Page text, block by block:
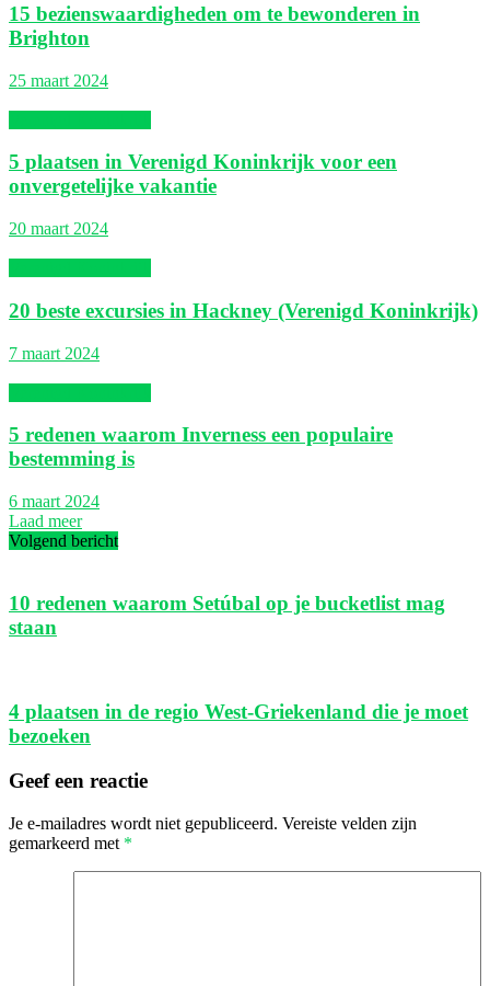
15 bezienswaardigheden om te bewonderen in
Brighton
25 maart 2024
5 plaatsen in Verenigd Koninkrijk voor een
onvergetelijke vakantie
20 maart 2024
20 beste excursies in Hackney (Verenigd Koninkrijk)
7 maart 2024
5 redenen waarom Inverness een populaire
bestemming is
6 maart 2024
Laad meer
Volgend bericht
10 redenen waarom Setúbal op je bucketlist mag
staan
4 plaatsen in de regio West-Griekenland die je moet
bezoeken
Geef een reactie
Je e-mailadres wordt niet gepubliceerd. Vereiste velden zijn
gemarkeerd met *